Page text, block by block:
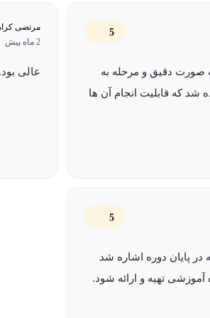
5
صورت دقیق و مرحله به
شد که قابلیت انجام آن ها
مرتضی
2 ماه پیش
عالی
5
در پایان دوره اشاره شد
تهیه و ارائه شود.